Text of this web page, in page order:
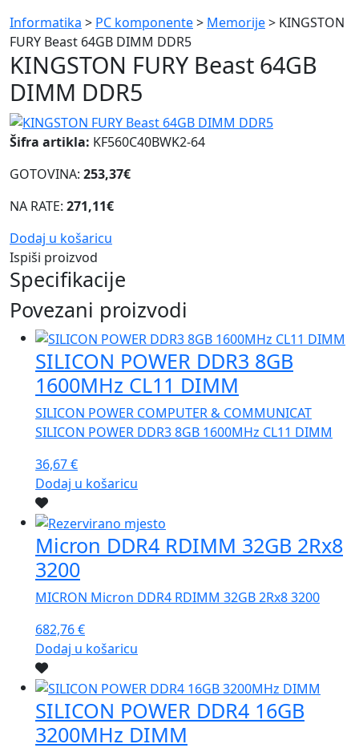
Informatika > PC komponente> Memorije> KINGSTON
FURY Beast 64GB DIMM DDR5
KINGSTON FURY Beast 64GB
DIMM DDR5
Šifra artikla: KF560C40BWK2-64
GOTOVINA: 253,37€
NA RATE: 271,11€
Dodaj u košaricu
Ispiši proizvod
Specifikacije
Povezani proizvodi
SILICON POWER DDR3 8GB
1600MHz CL11 DIMM
SILICON POWER COMPUTER & COMMUNICAT
SILICON POWER DDR3 8GB 1600MHz CL11 DIMM
36,67€
Dodaj u košaricu
Micron DDR4 RDIMM 32GB 2Rx8
3200
MICRON Micron DDR4 RDIMM 32GB 2Rx8 3200
682,76€
Dodaj u košaricu
SILICON POWER DDR4 16GB
3200MHz DIMM